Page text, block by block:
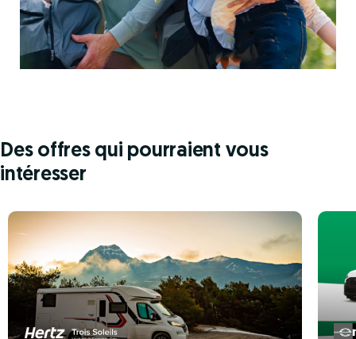
Des offres qui pourraient vous
intéresser